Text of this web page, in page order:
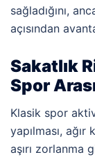
sağladığını,
açısından
Sakatlık
Spor
Klasik spor
yapılması,
aşırı zorlanma